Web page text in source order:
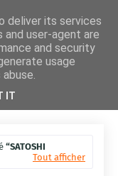
SATOSHI
Tout afficher
deliver its services
and user-agent are
and security
usage
IT